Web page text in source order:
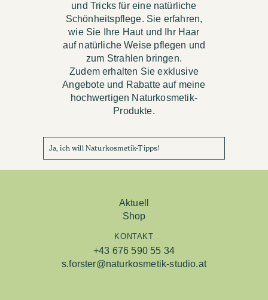
und Tricks für eine natürliche
Schönheitspflege. Sie erfahren,
wie Sie Ihre Haut und Ihr Haar
auf natürliche Weise pflegen und
zum Strahlen bringen.
Zudem erhalten Sie exklusive
Angebote und Rabatte auf meine
hochwertigen Naturkosmetik-
Produkte.
Ja, ich will Naturkosmetik-Tipps!
Aktuell
Shop
KONTAKT
+43 676 590 55 34
s.forster@naturkosmetik-studio.at